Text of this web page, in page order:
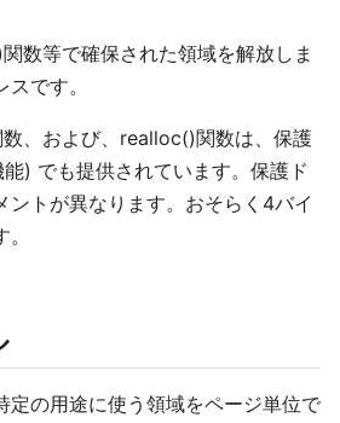
数等で確保された領域を解放しま
です。
、および、realloc()関数は、保護
) でも提供されています。保護ド
ントが異なります。おそらく4バイ
定の用途に使う領域をページ単位で